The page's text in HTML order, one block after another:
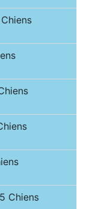
Chiens